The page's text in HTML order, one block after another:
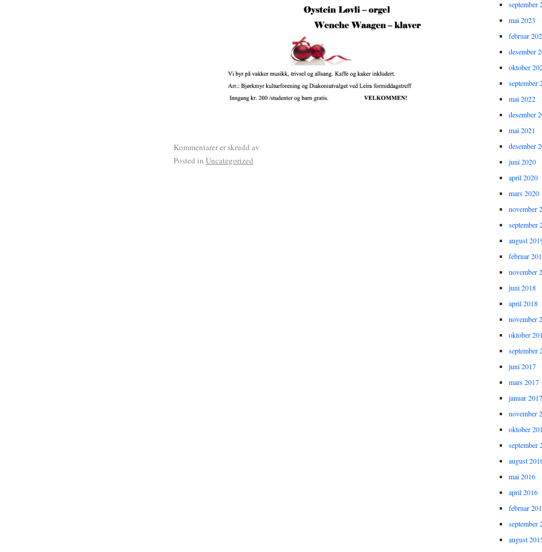
Kommentarer er skrudd av
Posted in Uncategorized
september
mai 2023
februar
desember
oktober
september
mai 2022
desember
mai 2021
desember
juni 2020
april 2020
mars 2020
november
september
august
februar
november
juni 2018
april 2018
november
oktober
september
juni 2017
mars 2017
januar 2017
november
oktober
september
august
mai 2016
april 2016
februar
september
august